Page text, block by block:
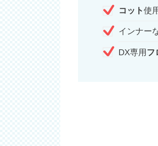
コット使
インナー
DX専用 フ